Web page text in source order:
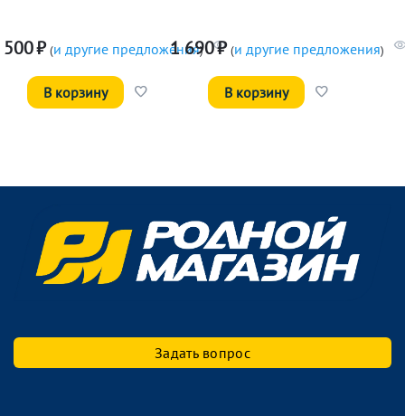
₽ (и другие предложения)
В корзину
1 690₽ (и другие предложения)
В корзину
Задать вопрос